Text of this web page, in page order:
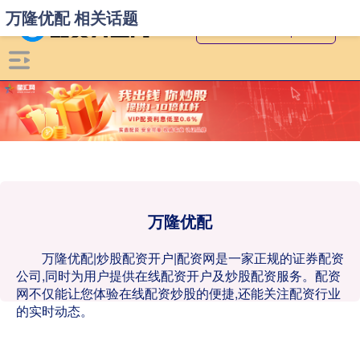
万隆优配
万隆优配|炒股配资开户|配资网是一家正规的证券配资
公司,同时为用户提供在线配资开户及炒股配资服务。配资
网不仅能让您体验在线配资炒股的便捷,还能关注配资行业
的实时动态。
万隆优配 相关话题